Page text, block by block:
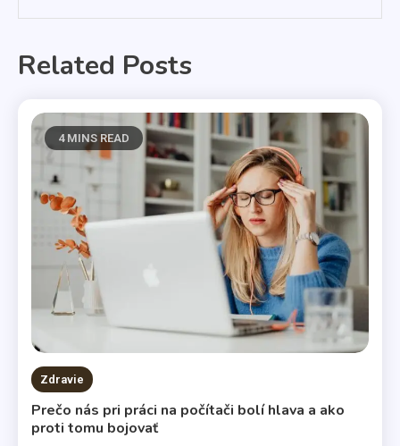
Related Posts
4 MINS READ
Zdravie
Prečo nás pri práci na počítači bolí hlava a ako
proti tomu bojovať